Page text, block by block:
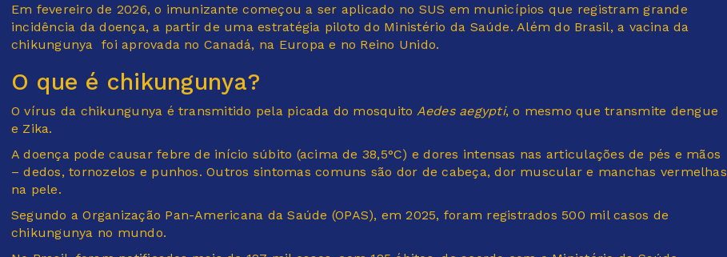
Em fevereiro de 2026, o imunizante começou a ser aplicado no SUS em municípios que registram grande
incidência da doença, a partir de uma estratégia piloto do Ministério da Saúde. Além do Brasil, a vacina da
chikungunya foi aprovada no Canadá, na Europa e no Reino Unido.
O que é chikungunya?
O vírus da chikungunya é transmitido pela picada do mosquito Aedes aegypti, o mesmo que transmite dengue
e Zika.
A doença pode causar febre de início súbito (acima de 38,5°C) e dores intensas nas articulações de pés e mãos
– dedos, tornozelos e punhos. Outros sintomas comuns são dor de cabeça, dor muscular e manchas vermelhas
na pele.
Segundo a Organização Pan-Americana da Saúde (OPAS), em 2025, foram registrados 500 mil casos de
chikungunya no mundo.